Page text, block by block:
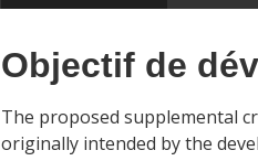
Objectif de
The proposed supplemental
originally intended by the